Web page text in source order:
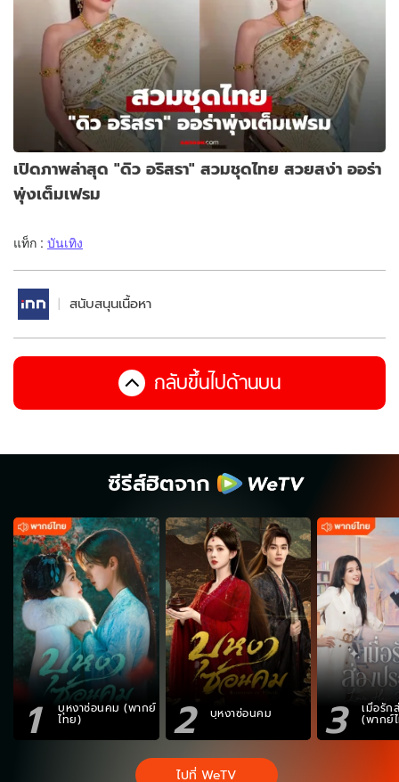
เปิดภาพล่าสุด "ดิว อริสรา" สวมชุดไทย สวยสง่า ออร่า
พุ่งเต็มเฟรม
แท็ก : บันเทิง
สนับสนุนเนื้อหา
กลับขึ้นไปด้านบน
ซีรีส์ฮิตจาก
1 บุหงาซ่อนคม (พากย์
ไทย) 2 บุหงาซ่อนคม 3 เมื่อรัก
(พากย์
ไปที่ WeTV